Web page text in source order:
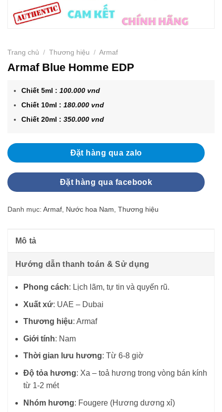
Trang chủ / Thương hiệu / Armaf
Armaf Blue Homme EDP
Chiết 5ml :100.000 vnd
Chiết 10ml :180.000 vnd
Chiết 20ml :350.000 vnd
Đặt hàng qua zalo
Đặt hàng qua facebook
Danh mục: Armaf Nước hoa Nam Thương hiệu
Mô tả
Hướng dẫn thanh toán & Sử dụng
Phong cách: Lịch lãm, tự tin và quyến rũ.
Xuất xứ: UAE – Dubai
Thương hiệu: Armaf
Giới tính: Nam
Thời gian lưu hương: Từ 6-8 giờ
Độ tỏa hương: Xa – toả hương trong vòng bán kính
từ 1-2 mét
Nhóm hương: Fougere (Hương dương xỉ)